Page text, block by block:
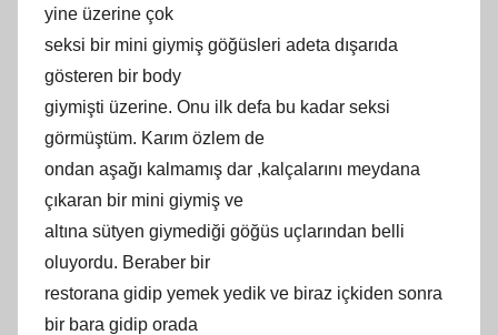
yine üzerine çok
seksi bir mini giymiş göğüsleri adeta dışarıda
gösteren bir body
giymişti üzerine. Onu ilk defa bu kadar seksi
görmüştüm. Karım özlem de
ondan aşağı kalmamış dar ,kalçalarını meydana
çıkaran bir mini giymiş ve
altına sütyen giymediği göğüs uçlarından belli
oluyordu. Beraber bir
restorana gidip yemek yedik ve biraz içkiden sonra
bir bara gidip orada